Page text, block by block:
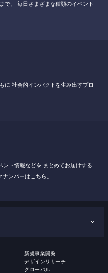
で、
毎日さまざまな種類のイベント
に 社会的インパクトを生み出すプロ
ント情報などを まとめてお届けする
ンバーはこちら。
新規事業開発
デザインリサーチ
グローバル